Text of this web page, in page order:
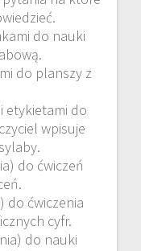
do nauki
do planszy z
etykietami do
wpisuje
do ćwiczeń
do ćwiczenia
cyfr.
do nauki